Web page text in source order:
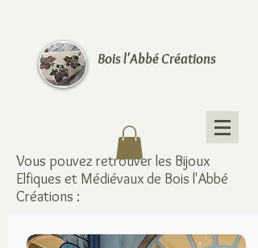
Bois l'Abbé Créations
Vous pouvez retrouver les Bijoux
Elfiques et Médiévaux de Bois l'Abbé
Créations :